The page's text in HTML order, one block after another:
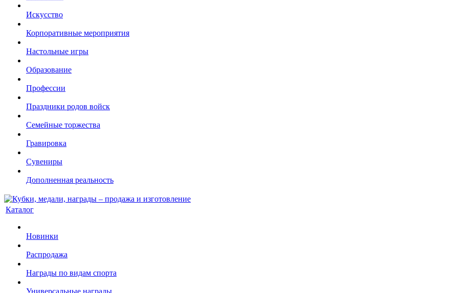
Искусство
Корпоративные мероприятия
Настольные игры
Образование
Профессии
Праздники родов войск
Семейные торжества
Гравировка
Сувениры
Дополненная реальность
Каталог
Новинки
Распродажа
Награды по видам спорта
Универсальные награды